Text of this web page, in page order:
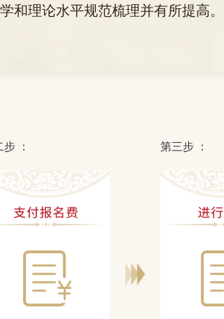
和理论水平规范梳理并有所提高。
： 第三步 ：